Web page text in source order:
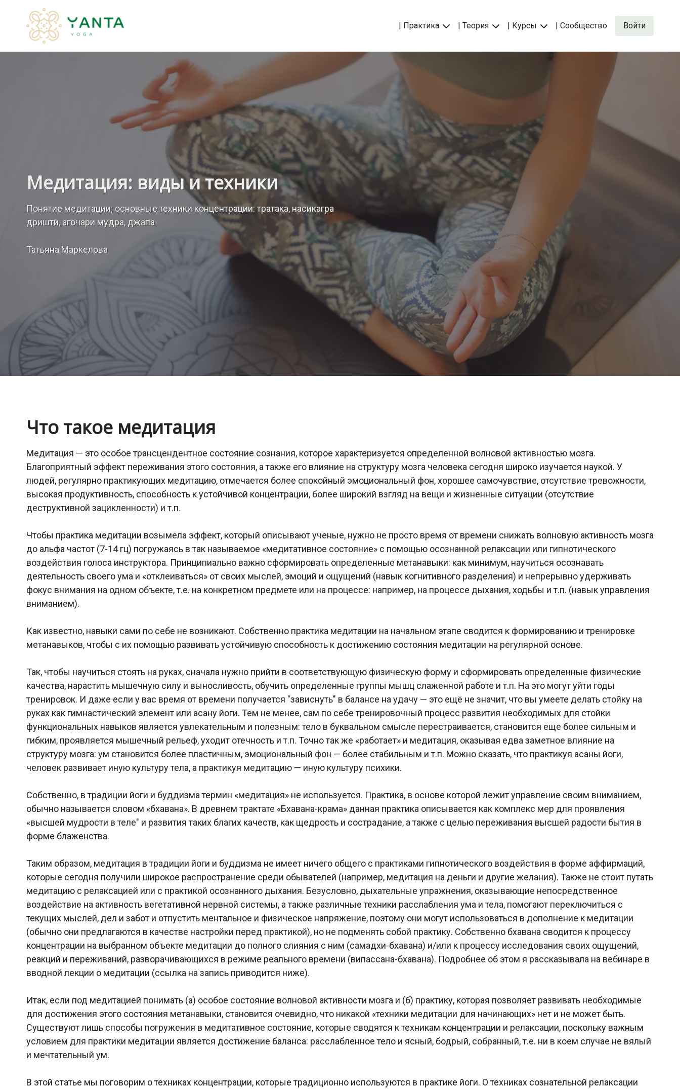
| Практика | Теория | Курсы | Сообщество Войти
Медитация: виды и техники
Понятие медитации; основные техники концентрации: тратака, насикагра
дришти, агочари мудра, джапа
Татьяна Маркелова
Что такое медитация
Медитация — это особое трансцендентное состояние сознания, которое характеризуется определенной волновой активностью мозга.
Благоприятный эффект переживания этого состояния, а также его влияние на структуру мозга человека сегодня широко изучается наукой. У
людей, регулярно практикующих медитацию, отмечается более спокойный эмоциональный фон, хорошее самочувствие, отсутствие тревожности,
высокая продуктивность, способность к устойчивой концентрации, более широкий взгляд на вещи и жизненные ситуации (отсутствие
деструктивной зацикленности) и т.п.
Чтобы практика медитации возымела эффект, который описывают ученые, нужно не просто время от времени снижать волновую активность мозга
до альфа частот (7-14 гц) погружаясь в так называемое «медитативное состояние» с помощью осознанной релаксации или гипнотического
воздействия голоса инструктора. Принципиально важно сформировать определенные метанавыки: как минимум, научиться осознавать
деятельность своего ума и «отклеиваться» от своих мыслей, эмоций и ощущений (навык когнитивного разделения) и непрерывно удерживать
фокус внимания на одном объекте, т.е. на конкретном предмете или на процессе: например, на процессе дыхания, ходьбы и т.п. (навык управления
вниманием).
Как известно, навыки сами по себе не возникают. Собственно практика медитации на начальном этапе сводится к формированию и тренировке
метанавыков, чтобы с их помощью развивать устойчивую способность к достижению состояния медитации на регулярной основе.
Так, чтобы научиться стоять на руках, сначала нужно прийти в соответствующую физическую форму и сформировать определенные физические
качества, нарастить мышечную силу и выносливость, обучить определенные группы мышц слаженной работе и т.п. На это могут уйти годы
тренировок. И даже если у вас время от времени получается "зависнуть" в балансе на удачу — это ещё не значит, что вы умеете делать стойку на
руках как гимнастический элемент или асану йоги. Тем не менее, сам по себе тренировочный процесс развития необходимых для стойки
функциональных навыков является увлекательным и полезным: тело в буквальном смысле перестраивается, становится еще более сильным и
гибким, проявляется мышечный рельеф, уходит отечность и т.п. Точно так же «работает» и медитация, оказывая едва заметное влияние на
структуру мозга: ум становится более пластичным, эмоциональный фон — более стабильным и т.п. Можно сказать, что практикуя асаны йоги,
человек развивает иную культуру тела, а практикуя медитацию — иную культуру психики.
Собственно, в традиции йоги и буддизма термин «медитация» не используется. Практика, в основе которой лежит управление своим вниманием,
обычно называется словом «бхавана». В древнем трактате «Бхавана-крама» данная практика описывается как комплекс мер для проявления
«высшей мудрости в теле" и развития таких благих качеств, как щедрость и сострадание, а также с целью переживания высшей радости бытия в
форме блаженства.
Таким образом, медитация в традиции йоги и буддизма не имеет ничего общего с практиками гипнотического воздействия в форме аффирмаций,
которые сегодня получили широкое распространение среди обывателей (например, медитация на деньги и другие желания). Также не стоит путать
медитацию с релаксацией или с практикой осознанного дыхания. Безусловно, дыхательные упражнения, оказывающие непосредственное
воздействие на активность вегетативной нервной системы, а также различные техники расслабления ума и тела, помогают переключиться с
текущих мыслей, дел и забот и отпустить ментальное и физическое напряжение, поэтому они могут использоваться в дополнение к медитации
(обычно они предлагаются в качестве настройки перед практикой), но не подменять собой практику. Собственно бхавана сводится к процессу
концентрации на выбранном объекте медитации до полного слияния с ним (самадхи-бхавана) и/или к процессу исследования своих ощущений,
реакций и переживаний, разворачивающихся в режиме реального времени (випассана-бхавана). Подробнее об этом я рассказывала на вебинаре в
вводной лекции о медитации (ссылка на запись приводится ниже).
Итак, если под медитацией понимать (а) особое состояние волновой активности мозга и (б) практику, которая позволяет развивать необходимые
для достижения этого состояния метанавыки, становится очевидно, что никакой «техники медитации для начинающих» нет и не может быть.
Существуют лишь способы погружения в медитативное состояние, которые сводятся к техникам концентрации и релаксации, поскольку важным
условием для практики медитации является достижение баланса: расслабленное тело и ясный, бодрый, собранный, т.е. ни в коем случае не вялый
и мечтательный ум.
В этой статье мы поговорим о техниках концентрации, которые традиционно используются в практике йоги. О техниках сознательной релаксации